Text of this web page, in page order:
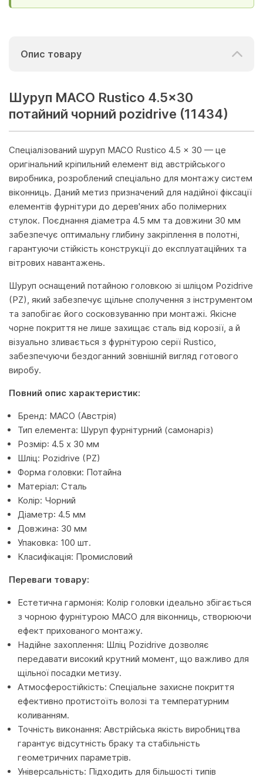
Опис товару
Шуруп MACO Rustico 4.5x30
потайний чорний pozidrive (11434)
Спеціалізований шуруп MACO Rustico 4.5 x 30 — це
оригінальний кріпильний елемент від австрійського
виробника, розроблений спеціально для монтажу систем
віконниць. Даний метиз призначений для надійної фіксації
елементів фурнітури до дерев'яних або полімерних
стулок. Поєднання діаметра 4.5 мм та довжини 30 мм
забезпечує оптимальну глибину закріплення в полотні,
гарантуючи стійкість конструкції до експлуатаційних та
вітрових навантажень.
Шуруп оснащений потайною головкою зі шліцом Pozidrive
(PZ), який забезпечує щільне сполучення з інструментом
та запобігає його сосковзуванню при монтажі. Якісне
чорне покриття не лише захищає сталь від корозії, а й
візуально зливається з фурнітурою серії Rustico,
забезпечуючи бездоганний зовнішній вигляд готового
виробу.
Повний опис характеристик:
Бренд: MACO (Австрія)
Тип елемента: Шуруп фурнітурний (самонаріз)
Розмір: 4.5 x 30 мм
Шліц: Pozidrive (PZ)
Форма головки: Потайна
Матеріал: Сталь
Колір: Чорний
Діаметр: 4.5 мм
Довжина: 30 мм
Упаковка: 100 шт.
Класифікація: Промисловий
Переваги товару:
Естетична гармонія: Колір головки ідеально збігається
з чорною фурнітурою MACO для віконниць, створюючи
ефект прихованого монтажу.
Надійне захоплення: Шліц Pozidrive дозволяє
передавати високий крутний момент, що важливо для
щільної посадки метизу.
Атмосферостійкість: Спеціальне захисне покриття
ефективно протистоїть волозі та температурним
коливанням.
Точність виконання: Австрійська якість виробництва
гарантує відсутність браку та стабільність
геометричних параметрів.
Універсальність: Підходить для більшості типів